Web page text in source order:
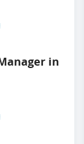
in